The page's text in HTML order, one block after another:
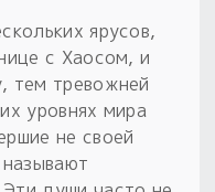
ярусов,
с Хаосом, и
тем тревожней
уровнях мира
не своей